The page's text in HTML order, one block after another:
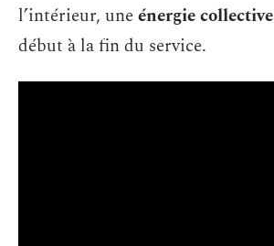
l’intérieur, uneénergie collective
début à la fin du service.